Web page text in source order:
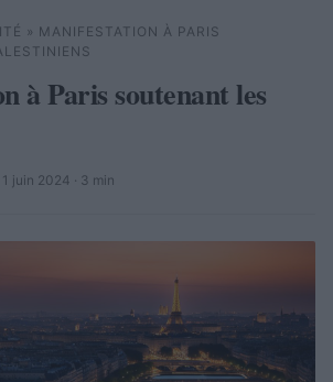
» MANIFESTATION À PARIS
à Paris soutenant les
1 juin 2024 · 3 min